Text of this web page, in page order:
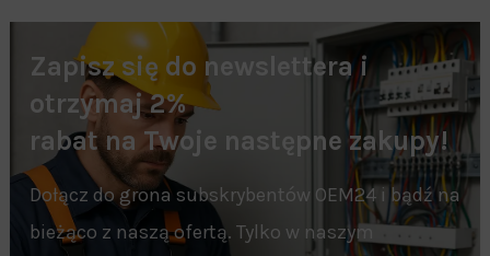
Zapisz się do newslettera i
otrzymaj 2%
rabat na Twoje następne zakupy!
Dołącz do grona subskrybentów OEM24 i bądź na
bieżąco z naszą ofertą. Tylko w naszym